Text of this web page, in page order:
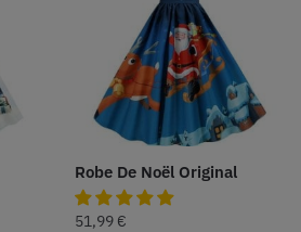
Robe De Noël Original
51,99 €